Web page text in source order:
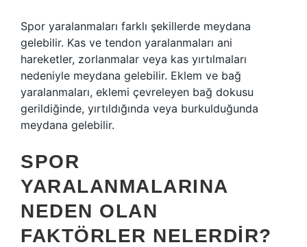
Spor yaralanmaları farklı şekillerde meydana
gelebilir. Kas ve tendon yaralanmaları ani
hareketler, zorlanmalar veya kas yırtılmaları
nedeniyle meydana gelebilir. Eklem ve bağ
yaralanmaları, eklemi çevreleyen bağ dokusu
gerildiğinde, yırtıldığında veya burkulduğunda
meydana gelebilir.
SPOR
YARALANMALARINA
NEDEN OLAN
FAKTÖRLER NELERDIR?